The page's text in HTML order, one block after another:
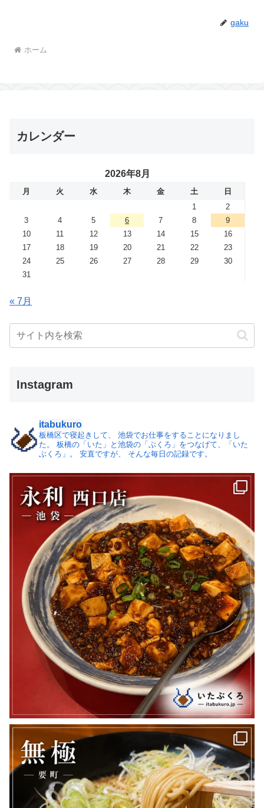
gaku
ホーム
カレンダー
2026年8月
月 火 水 木 金 土
日
1
2
3
4 5 6 7 8
9
10
11 12 13 14 15
16
17
18 19 20 21 22
23
24
25 26 27 28 29
30
31
« 7月
Instagram
itabukuro
板橋区で寝起きして、
池袋でお仕事をすることになりまし
た。
板橋の「いた」と池袋の「ぶくろ」をつなげて、「いた
ぶくろ」。
安直ですが、 そんな毎日の記録です。